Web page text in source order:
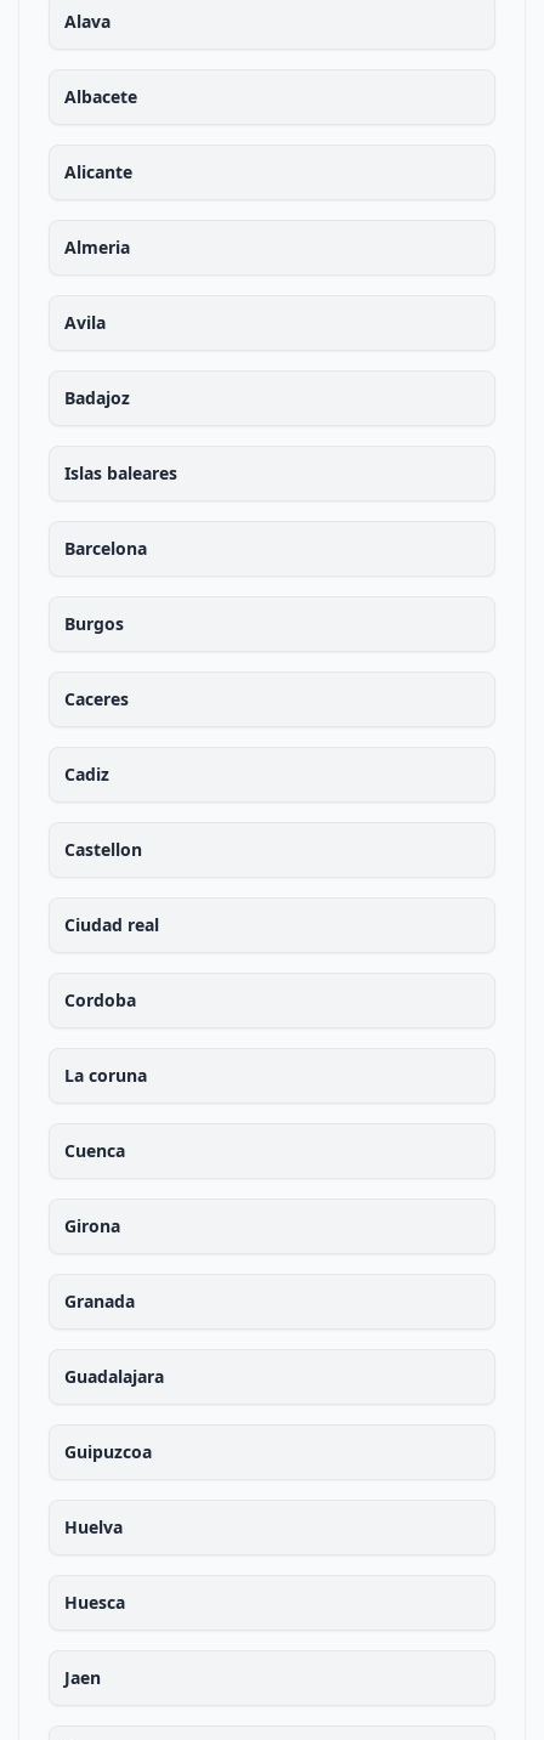
Alava
Albacete
Alicante
Almeria
Avila
Badajoz
Islas baleares
Barcelona
Burgos
Caceres
Cadiz
Castellon
Ciudad real
Cordoba
La coruna
Cuenca
Girona
Granada
Guadalajara
Guipuzcoa
Huelva
Huesca
Jaen